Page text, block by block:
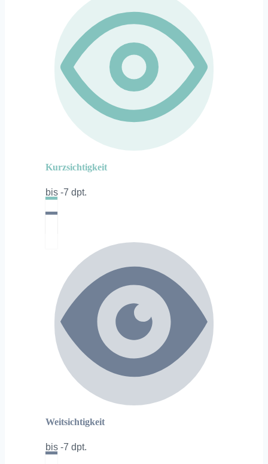
Kurzsichtigkeit
bis -7 dpt.
Weitsichtigkeit
bis -7 dpt.